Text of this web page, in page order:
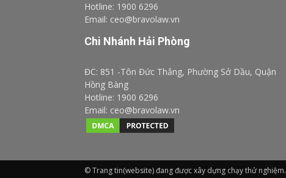
Hotline: 1900 6296
Email: ceo@bravolaw.vn
Chi Nhánh Hải Phòng
ĐC: 851 -Tôn Đức Thắng, Phường Sở Dầu, Quận
Hồng Bàng
Hotline: 1900 6296
Email: ceo@bravolaw.vn
© Trang tin(website) đang được xây dựng chạy thử nghiệm.